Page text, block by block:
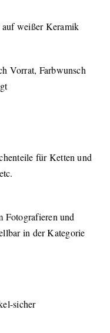
weißer Keramik
Vorrat, Farbwunsch
für Ketten und
Fotografieren und
in der Kategorie
sicher